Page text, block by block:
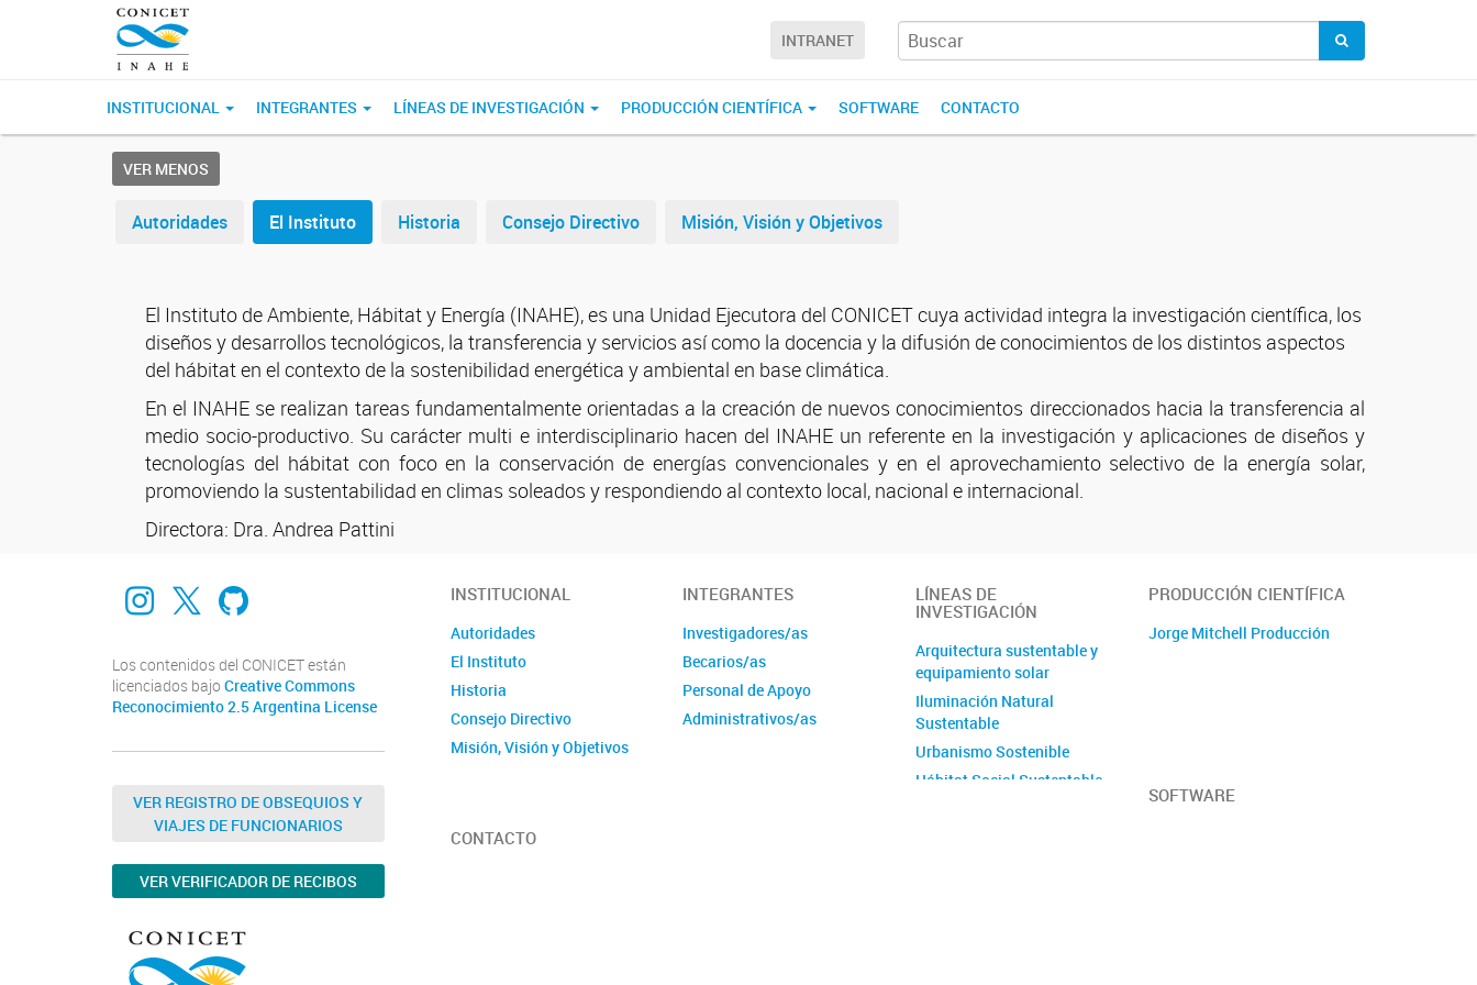
INTRANET
INSTITUCIONAL INTEGRANTES LÍNEAS DE INVESTIGACIÓN PRODUCCIÓN CIENTÍFICA SOFTWARE CONTACTO
VER MENOS
Autoridades El Instituto Historia Consejo Directivo Misión, Visión y Objetivos
El Instituto de Ambiente, Hábitat y Energía (INAHE), es una Unidad Ejecutora del CONICET cuya actividad integra la investigación científica, los
diseños y desarrollos tecnológicos, la transferencia y servicios así como la docencia y la difusión de conocimientos de los distintos aspectos
del hábitat en el contexto de la sostenibilidad energética y ambiental en base climática.
En el INAHE se realizan tareas fundamentalmente orientadas a la creación de nuevos conocimientos direccionados hacia la transferencia al
medio socio-productivo. Su carácter multi e interdisciplinario hacen del INAHE un referente en la investigación y aplicaciones de diseños y
tecnologías del hábitat con foco en la conservación de energías convencionales y en el aprovechamiento selectivo de la energía solar,
promoviendo la sustentabilidad en climas soleados y respondiendo al contexto local, nacional e internacional.
Directora: Dra. Andrea Pattini
Instagram
X GitHub
Los contenidos del CONICET están
licenciados bajo Creative Commons
Reconocimiento 2.5 Argentina License
VER REGISTRO DE OBSEQUIOS Y
VIAJES DE FUNCIONARIOS
VER VERIFICADOR DE RECIBOS
INSTITUCIONAL
Autoridades
El Instituto
Historia
Consejo Directivo
Misión, Visión y Objetivos
INTEGRANTES
Investigadores/as
Becarios/as
Personal de Apoyo
Administrativos/as
LÍNEAS DE
INVESTIGACIÓN
Arquitectura sustentable y
equipamiento solar
Iluminación Natural
Sustentable
Urbanismo Sostenible
Hábitat Social Sustentable
PRODUCCIÓN CIENTÍFICA
Jorge Mitchell Producción
SOFTWARE
CONTACTO